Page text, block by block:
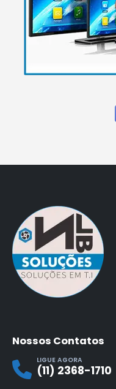
Nossos Contatos
LIGUE AGORA
(11) 2368-1710